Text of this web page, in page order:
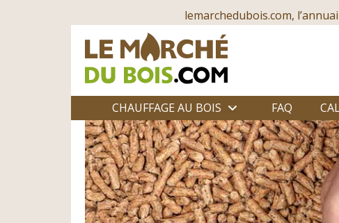
lemarchedubois.com,
CHAUFFAGE AU BOIS FAQ